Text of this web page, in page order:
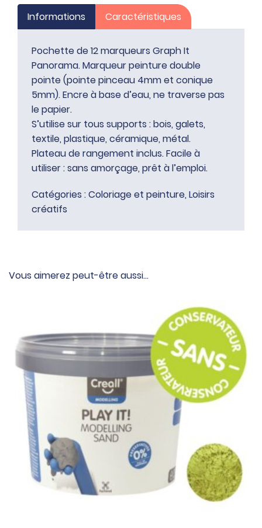
Panorama
Informations Caractéristiques
Pochette de 12 marqueurs Graph It
Panorama. Marqueur peinture double
pointe (pointe pinceau 4mm et conique
5mm). Encre à base d’eau, ne traverse pas
le papier.
S’utilise sur tous supports : bois, galets,
textile, plastique, céramique, métal.
Plateau de rangement inclus. Facile à
utiliser : sans amorçage, prêt à l’emploi.
Catégories :Coloriage et peinture, Loisirs
créatifs
Vous aimerez peut-être aussi…